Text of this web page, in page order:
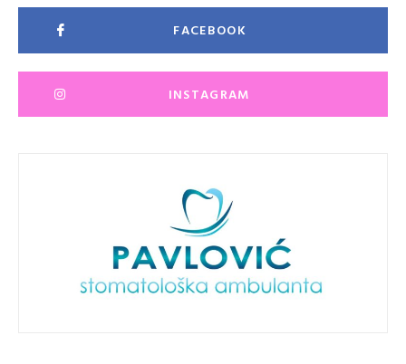
FACEBOOK
INSTAGRAM